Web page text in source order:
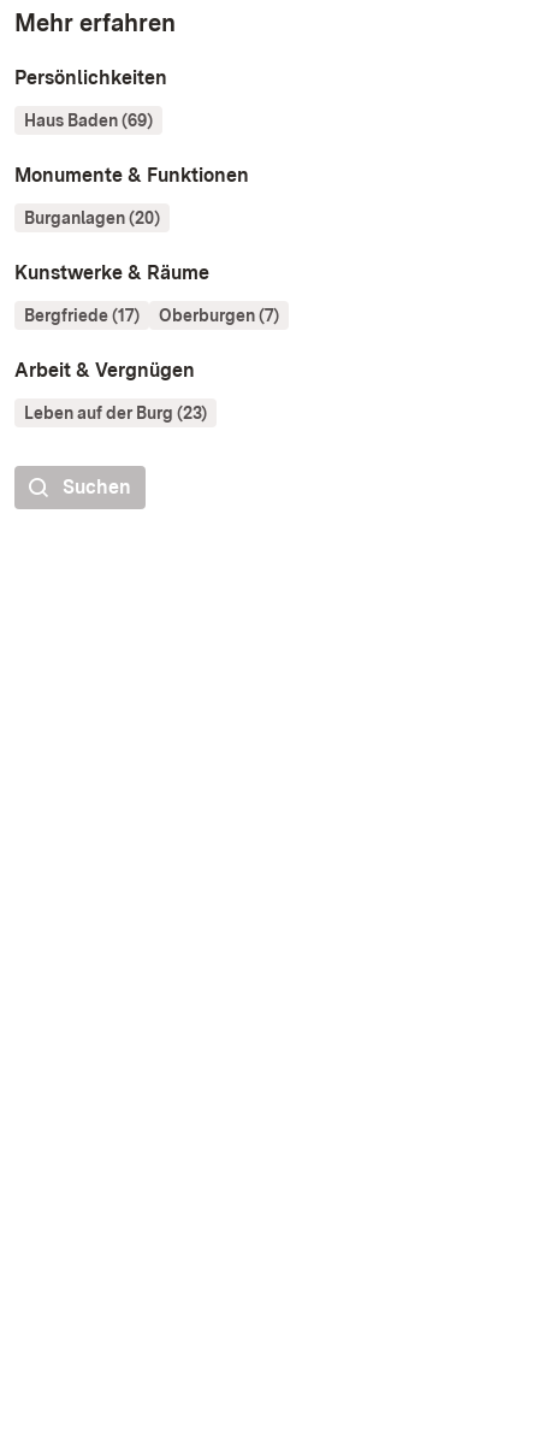
Mehr erfahren
Persönlichkeiten
Haus Baden (69)
Monumente & Funktionen
Burganlagen (20)
Kunstwerke & Räume
Bergfriede (17) Oberburgen (7)
Arbeit & Vergnügen
Leben auf der Burg (23)
Suchen